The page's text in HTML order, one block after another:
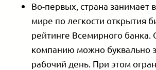
Во-первых, страна занимает
мире по легкости открытия
рейтинге Всемирного банка.
компанию можно буквально
рабочий день. При этом